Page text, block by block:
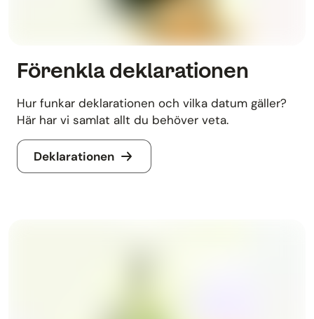
Förenkla deklarationen
Hur funkar deklarationen och vilka datum gäller?
Här har vi samlat allt du behöver veta.
Deklarationen